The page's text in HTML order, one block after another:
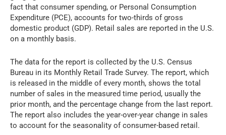
fact that consumer spending, or Personal Consumption
Expenditure (PCE), accounts for two-thirds of gross
domestic product (GDP). Retail sales are reported in the U.S.
on a monthly basis.
The data for the report is collected by the U.S. Census
Bureau in its Monthly Retail Trade Survey. The report, which
is released in the middle of every month, shows the total
number of sales in the measured time period, usually the
prior month, and the percentage change from the last report.
The report also includes the year-over-year change in sales
to account for the seasonality of consumer-based retail.